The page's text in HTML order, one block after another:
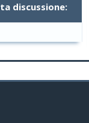
discussione: